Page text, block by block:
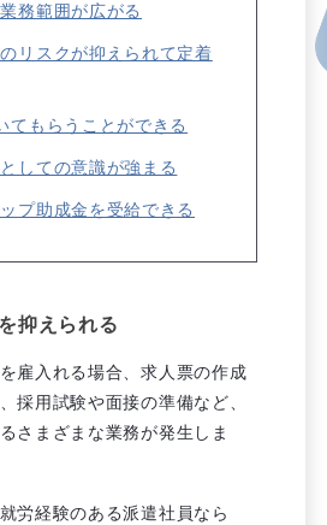
務範囲が広がる
リスクが抑えられて定着
てもらうことができる
しての意識が強まる
プ助成金を受給できる
抑えられる
雇入れる場合、求人票の作成
採用試験や面接の準備など、
さまざまな業務が発生しま
労経験のある派遣社員なら